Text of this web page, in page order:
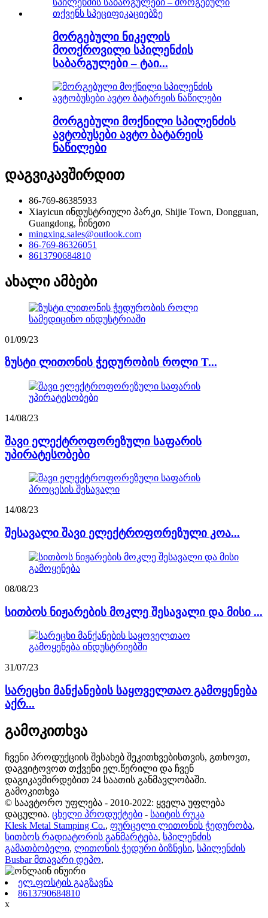
მორგებული ნიკელის
მოოქროვილი სპილენძის
საბარგულები – ტაი...
მორგებული მოქნილი სპილენძის
ავტობუსები ავტო ბატარეის
ნაწილები
დაგვიკავშირდით
86-769-86385933
Xiayicun ინდუსტრიული პარკი, Shijie Town, Dongguan,
Guangdong, ჩინეთი
mingxing.sales@outlook.com
86-769-86326051
8613790684810
ახალი ამბები
01/09/23
ზუსტი ლითონის ჭედურობის როლი T...
14/08/23
შავი ელექტროფორეზული საფარის
უპირატესობები
14/08/23
შესავალი შავი ელექტროფორეზული კოა...
08/08/23
სითბოს ნიჟარების მოკლე შესავალი და მისი ...
31/07/23
სარეცხი მანქანების საყოველთაო გამოყენება
აქრ...
გამოკითხვა
ჩვენი პროდუქციის შესახებ შეკითხვებისთვის, გთხოვთ,
დაგვიტოვოთ თქვენი ელ.წერილი და ჩვენ
დაგიკავშირდებით 24 საათის განმავლობაში.
გამოკითხვა
© საავტორო უფლება - 2010-2022: ყველა უფლება
დაცულია. ცხელი პროდუქტები - საიტის რუკა
Klesk Metal Stamping Co., ფურცელი ლითონის ჭედურობა,
სითბოს რადიატორის განმარტება, სპილენძის
გამათბობელი, ლითონის ჭედური ბიზნესი, სპილენძის
Busbar მთავარი დეპო,
ელ.ფოსტის გაგზავნა
8613790684810
x